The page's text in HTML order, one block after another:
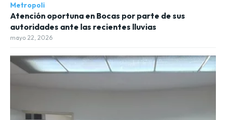
Metropoli
Atención oportuna en Bocas por parte de sus
autoridades ante las recientes lluvias
mayo 22, 2026